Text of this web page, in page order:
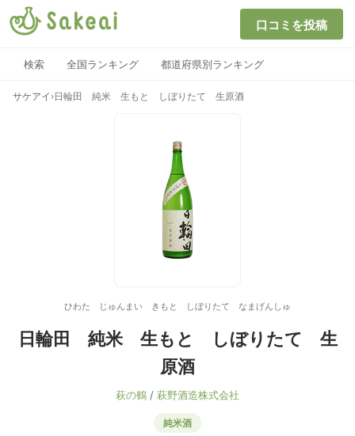
口コミを投稿
検索 全国ランキング 都道府県別ランキング
サケアイ ›日輪田 純米 生もと しぼりたて 生原酒
ひわた じゅんまい きもと しぼりたて なまげんしゅ
日輪田 純米 生もと しぼりたて 生
原酒
萩の鶴 / 萩野酒造株式会社
純米酒